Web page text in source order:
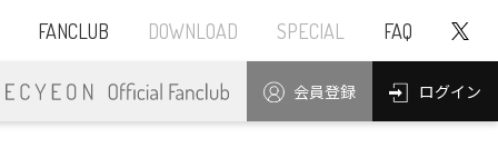
FANCLUB DOWNLOAD SPECIAL FAQ
会員登録 ログイン